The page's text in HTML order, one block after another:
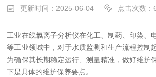
更新时间：2025-06-04 点击次数：
工业在线氯离子分析仪在化工、制药、印染、
等工业领域中，对于水质监测和生产流程控制
为确保其长期稳定运行、测量精准，做好维护
下是具体的维护保养要点。